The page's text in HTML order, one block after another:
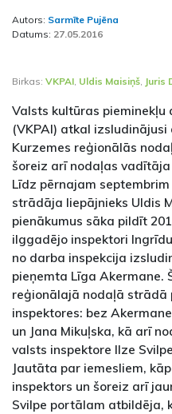
Autors: Sarmīte Pujēna
Datums: 27.05.2016
Birkas: VKPAI, Uldis Maisiņš, Juris
Valsts kultūras
(VKPAI) atkal
Kurzemes reģionālās
šoreiz arī nodaļas
Līdz pērnajam
strādāja liepājnieks Uldis
pienākumus sāka pildīt
ilggadējo inspektori
no darba inspekcija
pieņemta Līga Akermane.
reģionālajā nodaļā strādā
inspektores: bez
un Jana Mikuļska, kā arī
valsts inspektore Ilze
Jautāta par iemesliem,
inspektors un šoreiz arī
Svilpe portālam atbildēja,